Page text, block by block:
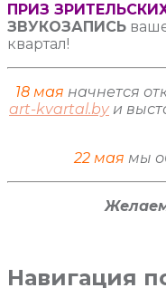
ПРИЗ
ЗВУКОЗАПИСЬ
квартал!
18 мая начнется
art-kvartal.byи
22 мая мы
Навигация